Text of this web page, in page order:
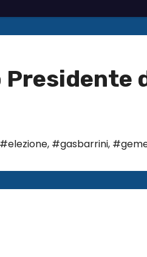
#elezione, #gasbarrini,